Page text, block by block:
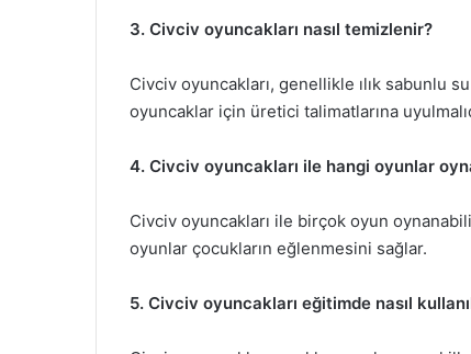
3. Civciv oyuncakları nasıl temizlenir?
Civciv oyuncakları, genellikle ılık sabunlu
oyuncaklar için üretici talimatlarına
4. Civciv oyuncakları ile hangi oyunlar
Civciv oyuncakları ile birçok oyun
oyunlar çocukların eğlenmesini sağlar.
5. Civciv oyuncakları eğitimde nasıl